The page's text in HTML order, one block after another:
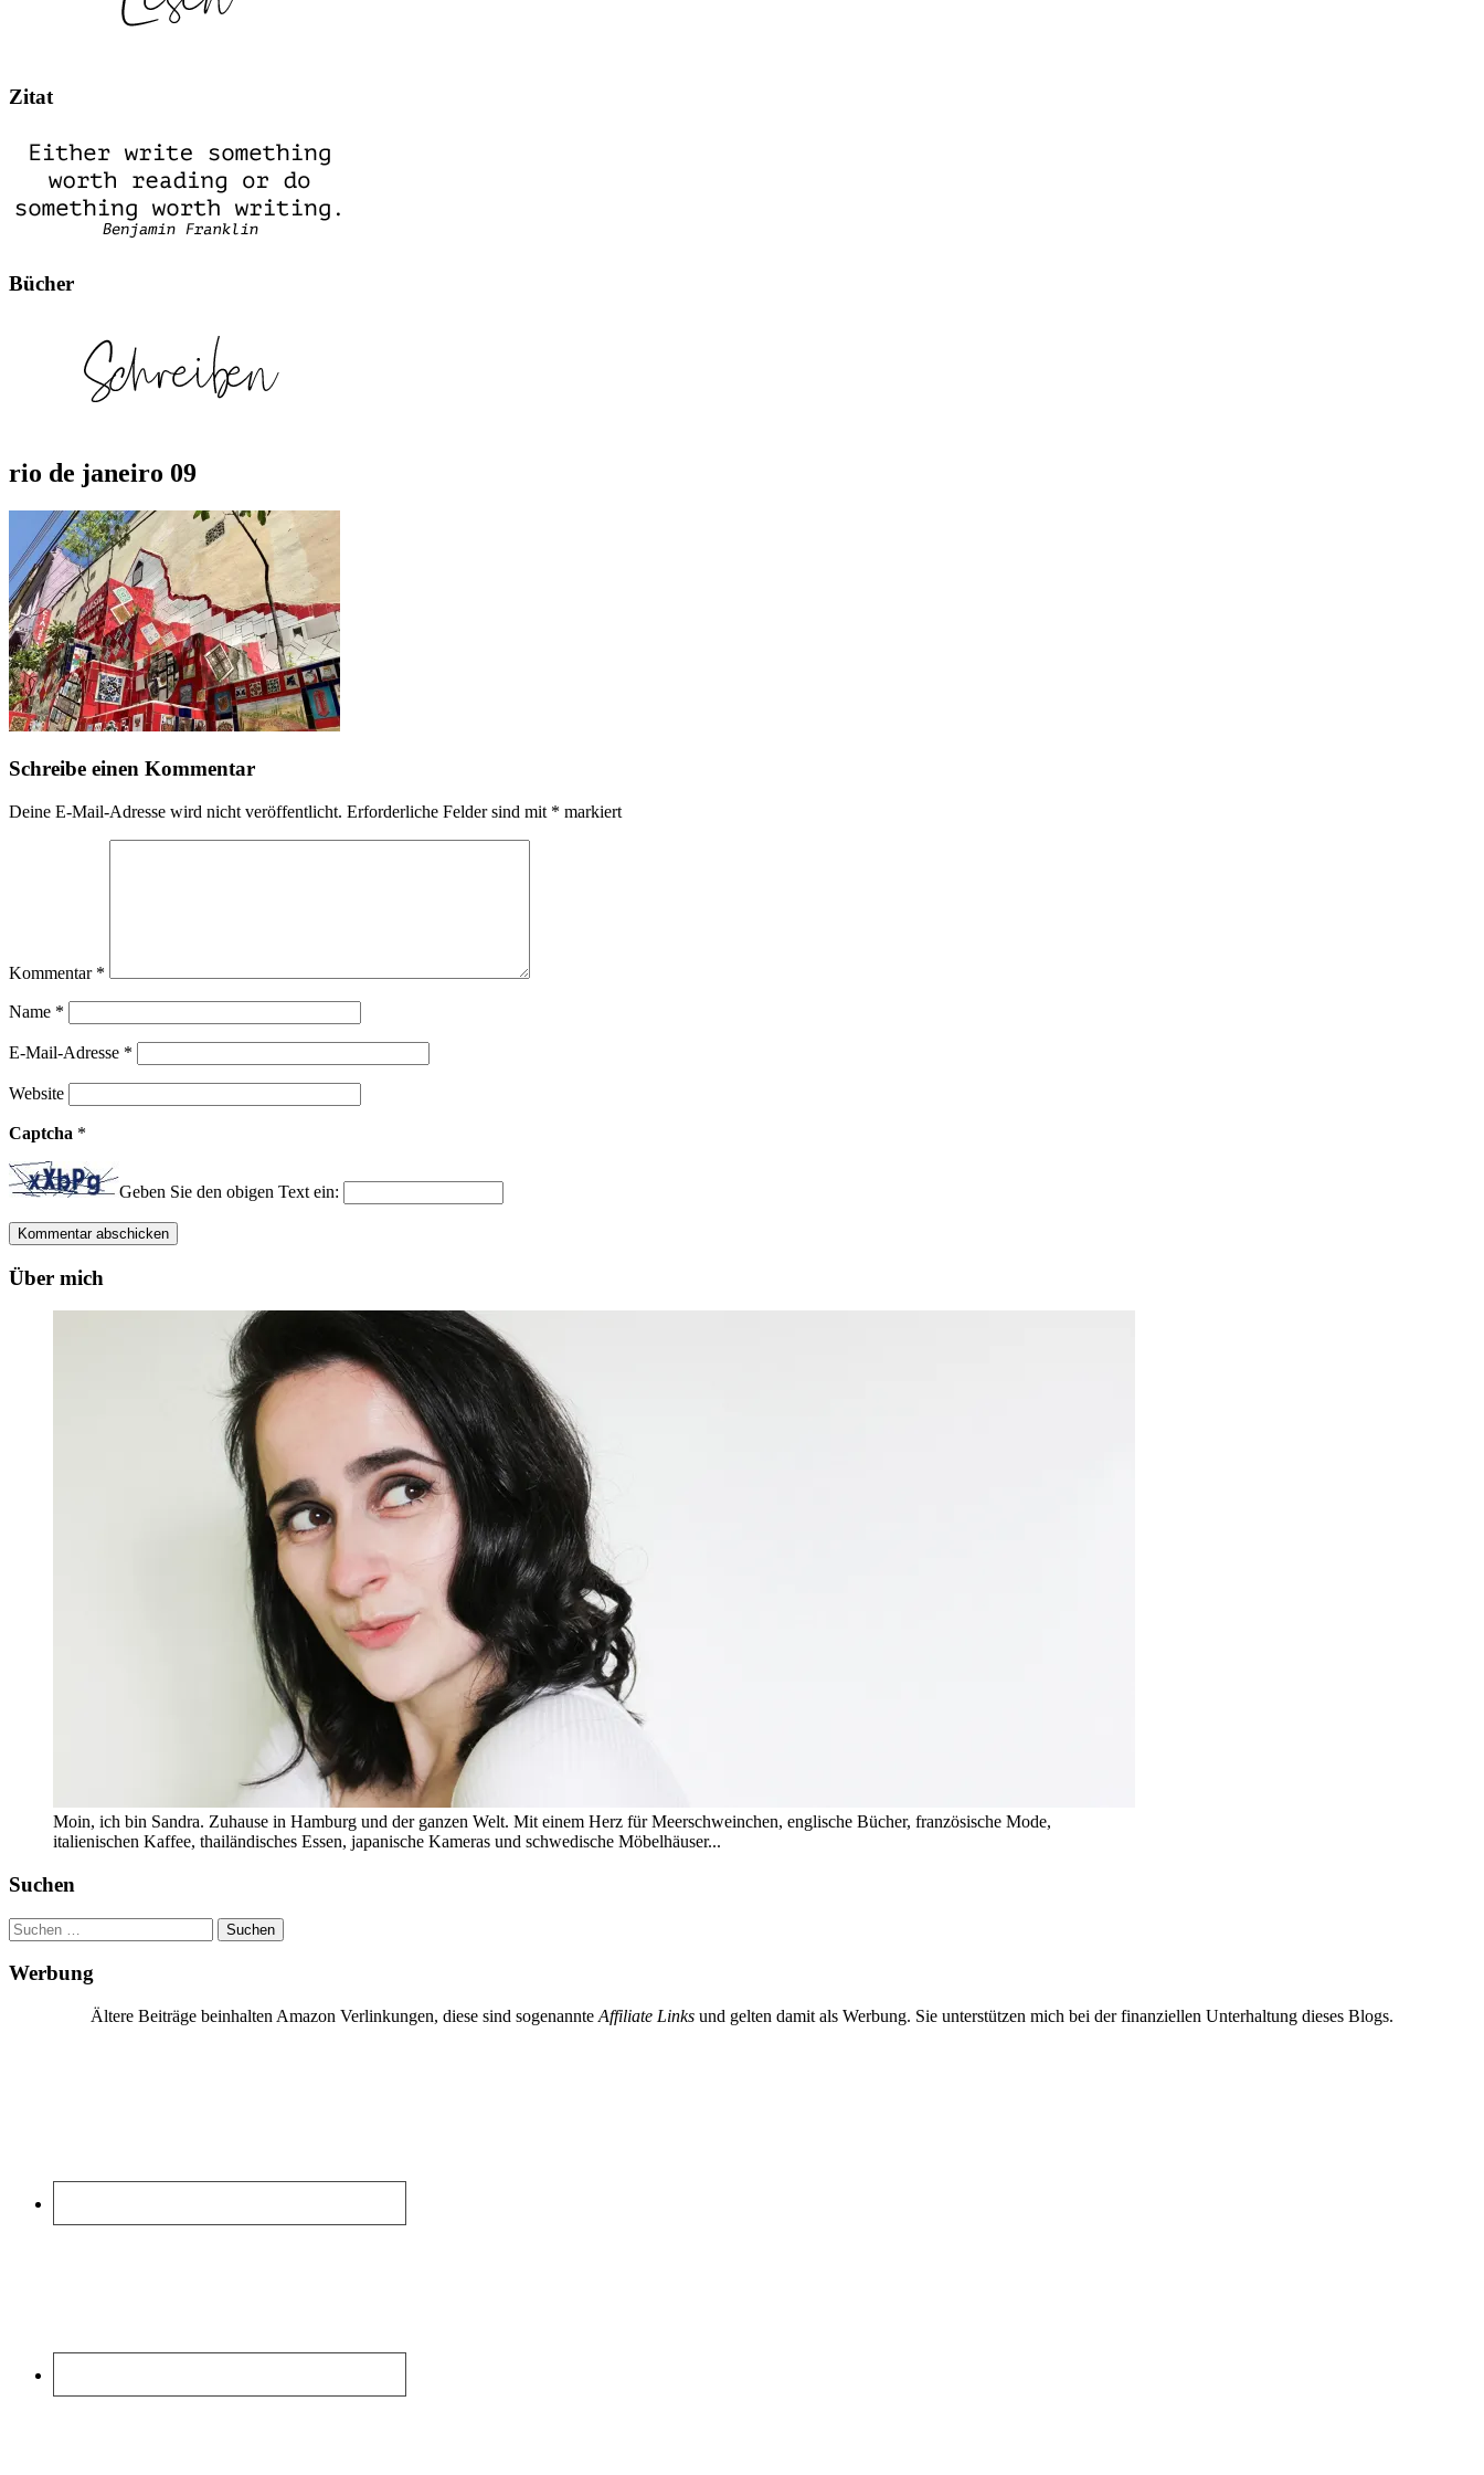
Zitat
Bücher
rio de janeiro 09
Schreibe einen Kommentar
Deine E-Mail-Adresse wird nicht veröffentlicht. Erforderliche Felder sind mit * markiert
Kommentar *
Name *
E-Mail-Adresse *
Website
Captcha *
Geben Sie den obigen Text ein:
Über mich
Moin, ich bin Sandra. Zuhause in Hamburg und der ganzen Welt. Mit einem Herz für Meerschweinchen, englische Bücher, französische Mode,
italienischen Kaffee, thailändisches Essen, japanische Kameras und schwedische Möbelhäuser...
Suchen
Suchen
nach:
Werbung
Ältere Beiträge beinhalten Amazon Verlinkungen, diese sind sogenannte Affiliate Links und gelten damit als Werbung. Sie unterstützen mich bei der finanziellen Unterhaltung dieses Blogs.